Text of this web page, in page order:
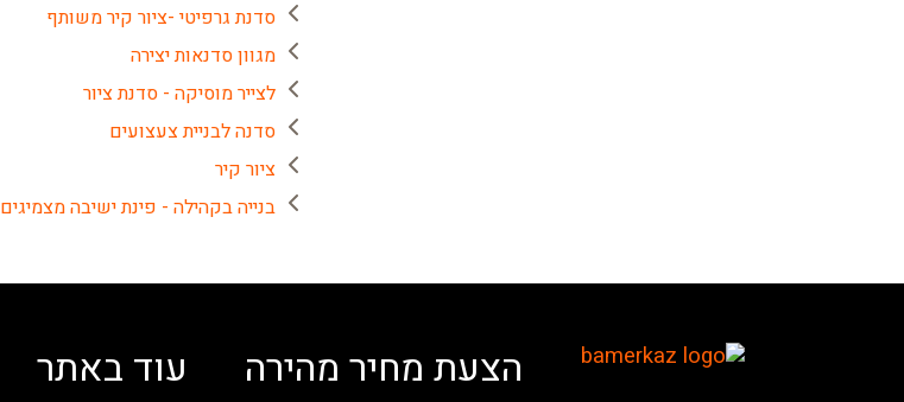
סדנת גרפיטי -ציור קיר משותף
מגוון סדנאות יצירה
לצייר מוסיקה - סדנת ציור
סדנה לבניית צעצועים
ציור קיר
בנייה בקהילה - פינת ישיבה מצמיגים
הצעת מחיר מהירה עוד באתר